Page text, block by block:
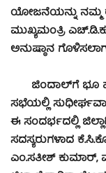
ಯೋಜನೆಯನ್ನು ನಮ್ಮ
ಮುಖ್ಯಮಂತ್ರಿ
ಅನುಷ್ಠಾನ
ಜಿಂದಾಲ್‍ಗೆ ಭೂ
ಸಭೆಯಲ್ಲಿ
ಈ ಸಂದರ್ಭದಲ್ಲಿ
ಸದಸ್ಯರುಗಳಾದ
ಎಂ.ಸತೀಶ್